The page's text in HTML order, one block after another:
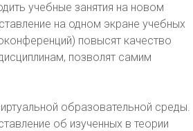
учебные занятия на новом
на одном экране учебных
повысят качество
позволят самим
образовательной среды.
об изученных в теории